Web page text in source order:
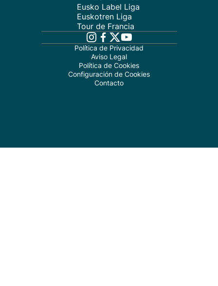
Eusko Label Liga
Euskotren Liga
Tour de Francia
Política de Privacidad
Aviso Legal
Política de Cookies
Configuración de Cookies
Contacto